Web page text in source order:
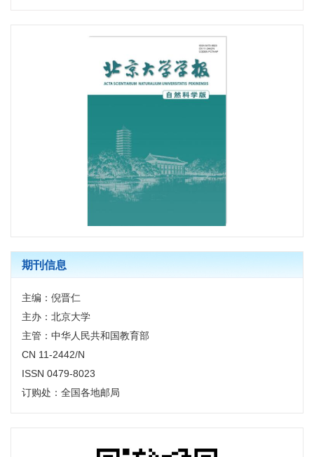
期刊信息
主编：倪晋仁
主办：北京大学
主管：中华人民共和国教育部
CN 11-2442/N
ISSN 0479-8023
订购处：全国各地邮局